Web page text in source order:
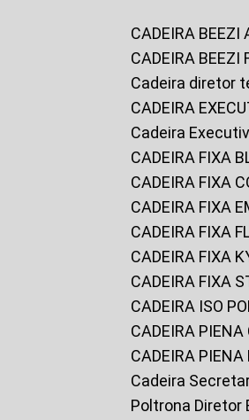
CADEIRA
CADEIRA
Cadeira diretor
CADEIRA
Cadeira
CADEIRA FIXA
CADEIRA FIXA
CADEIRA FIXA
CADEIRA FIXA
CADEIRA FIXA
CADEIRA FIXA
CADEIRA ISO
CADEIRA
CADEIRA
Cadeira
Poltrona